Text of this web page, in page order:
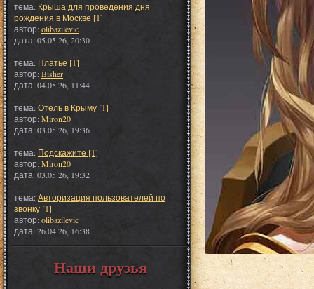
тема: Крыша для проведения дня
рождения в Москве [1]
автор:olibazilevic
дата: 05.05.26, 20:30
тема: Платье [1]
автор:Bisher
дата: 04.05.26, 11:44
тема:Отель в Крыму [1]
автор:Miron20
дата: 03.05.26, 19:36
тема: Подскажите [1]
автор:Miron20
дата: 03.05.26, 19:32
тема:Авторизация пользователей по
звонку [1]
автор:olibazilevic
дата: 26.04.26, 16:38
Наши друзья